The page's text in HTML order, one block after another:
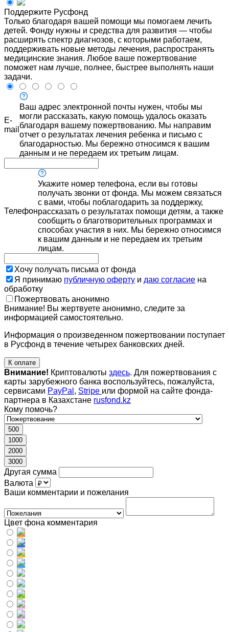
Поддержите Русфонд
Только благодаря вашей помощи мы помогаем лечить
детей. Фонду нужны и средства для развития — чтобы
расширять спектр диагнозов, с которыми работаем,
поддерживать новые методы лечения, распространять
медицинские знания. Любое ваше пожертвование
поможет нам лучше, полнее, быстрее выполнять наши
задачи.
E-
mail
Ваш адрес электронной почты нужен, чтобы мы
могли рассказать, какую помощь удалось оказать
благодаря вашему пожертвованию. Мы направим
отчет о результатах лечения ребенка и письмо с
благодарностью. Мы бережно относимся к вашим
данным и не передаем их третьим лицам.
Телефон
Укажите номер телефона, если вы готовы
получать звонки от фонда. Мы можем связаться
с вами, чтобы поблагодарить за поддержку,
рассказать о результатах помощи детям, а также
сообщить о благотворительных программах и
способах участия в них. Мы бережно относимся
к вашим данным и не передаем их третьим
лицам.
Хочу получать письма от фонда
Я принимаю публичную оферту и даю согласие на
обработку
Пожертвовать анонимно
Внимание! Вы жертвуете анонимно, следите за
информацией самостоятельно.
Информация о произведенном пожертвовании поступает
в Русфонд в течение четырех банковских дней.
К оплате
Внимание! Криптовалюты здесь. Для пожертвования с
карты зарубежного банка воспользуйтесь, пожалуйста,
сервисами PayPal , Stripe или формой на сайте фонда-
партнера в Казахстане rusfond.kz
Кому помочь?
500
1000
2000
3000
Другая сумма
Валюта
Ваши комментарии и пожелания
Цвет фона комментария